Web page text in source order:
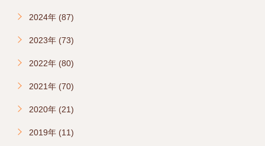
2024年 (87)
2023年 (73)
2022年 (80)
2021年 (70)
2020年 (21)
2019年 (11)